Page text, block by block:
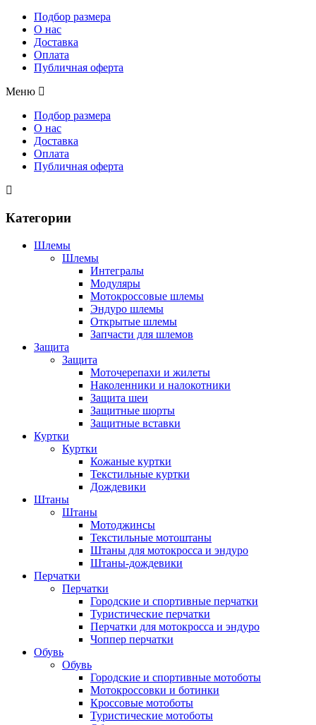
Подбор размера
О нас
Доставка
Оплата
Публичная оферта
Меню
Подбор размера
О нас
Доставка
Оплата
Публичная оферта
Категории
Шлемы
Шлемы
Интегралы
Модуляры
Мотокроссовые шлемы
Эндуро шлемы
Открытые шлемы
Запчасти для шлемов
Защита
Защита
Моточерепахи и жилеты
Наколенники и налокотники
Защита шеи
Защитные шорты
Защитные вставки
Куртки
Куртки
Кожаные куртки
Текстильные куртки
Дождевики
Штаны
Штаны
Мотоджинсы
Текстильные мотоштаны
Штаны для мотокросса и эндуро
Штаны-дождевики
Перчатки
Перчатки
Городские и спортивные перчатки
Туристические перчатки
Перчатки для мотокросса и эндуро
Чоппер перчатки
Обувь
Обувь
Городские и спортивные мотоботы
Мотокроссовки и ботинки
Кроссовые мотоботы
Туристические мотоботы